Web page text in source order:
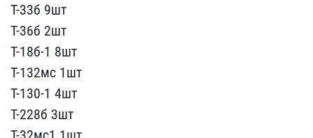
Т-33б 9шт
Т-36б ​2шт
Т-18б-1 8шт
Т-132м​с 1шт
Т-130-1 4шт
Т-228​б 3шт